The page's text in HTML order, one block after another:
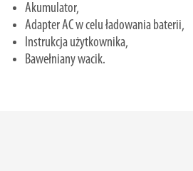
Akumulator,
Adapter AC w celu ładowania baterii,
Instrukcja użytkownika,
Bawełniany wacik.